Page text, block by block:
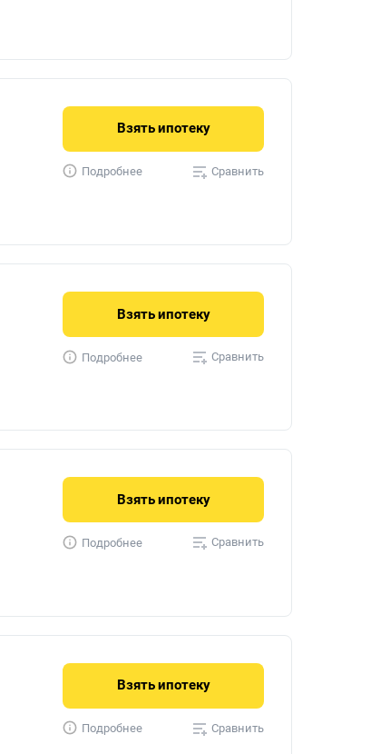
Взятьипотеку
Подробнее Сравнить
Взятьипотеку
Подробнее Сравнить
Взятьипотеку
Подробнее Сравнить
Взятьипотеку
Подробнее Сравнить